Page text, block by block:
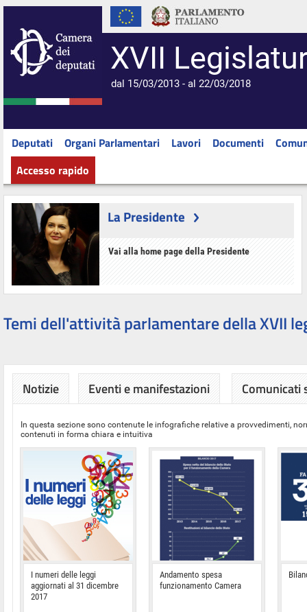
XVII
dal 15/03/2013 - al 22/03/2018
Deputati Organi Parlamentari Lavori Documenti
Accesso rapido
La Presidente
Vai alla home page della Presidente
Temi dell'attività parlamentare della XVII
Notizie Eventi e manifestazioni Comunicati
In questa sezione sono contenute le infografiche relative a provvedimenti,
contenuti in forma chiara e intuitiva
I numeri delle leggi
aggiornati al 31 dicembre
2017
Andamento spesa
funzionamento Camera